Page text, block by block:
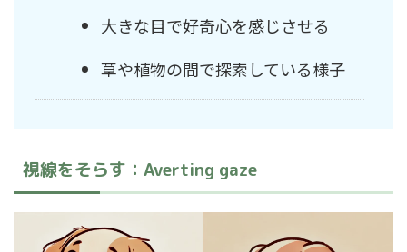
大きな目で好奇心を感じさせる
草や植物の間で探索している様子
視線をそらす：Averting gaze